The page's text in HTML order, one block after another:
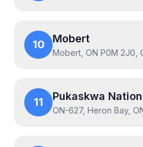
10 Mobert
Mobert, ON P0M 2J0,
11 Pukaskwa
ON-627, Heron Bay,